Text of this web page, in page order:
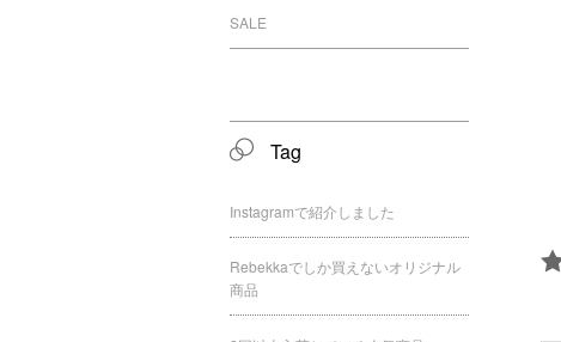
SALE
Tag
Instagramで紹介しました
Rebekkaでしか買えないオリジナル
商品